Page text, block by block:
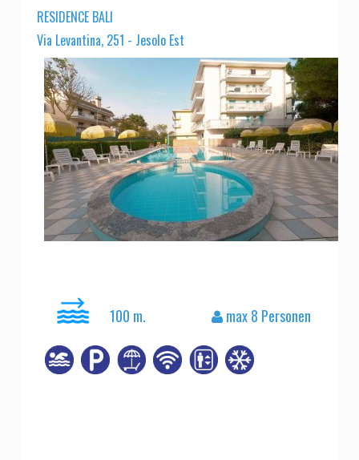
RESIDENCE BALI
Via Levantina, 251 - Jesolo Est
100 m. max 8 Personen